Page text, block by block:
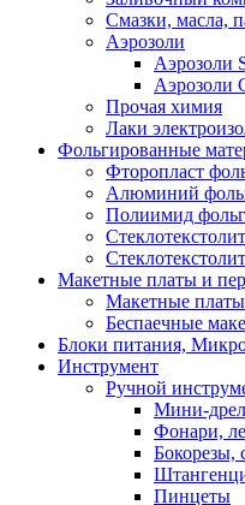
Смазки, масла,
Аэрозоли
Аэрозоли
Аэрозоли
Прочая химия
Лаки
Фольгированные
Фторопласт
Алюминий
Полиимид
Макетные платы и
Макетные
Беспаечные
Блоки питания,
Инструмент
Ручной
Мини-
Фонари,
Бокорезы,
Пинцеты